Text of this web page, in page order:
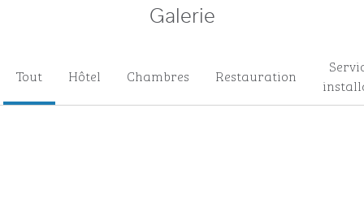
Galerie
Tout Hôtel Chambres Restauration